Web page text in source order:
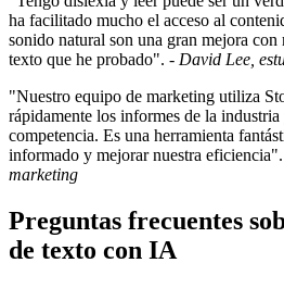
ha facilitado mucho el acceso al
sonido natural son una gran mejora con
texto que he probado". - David Lee,
"Nuestro equipo de marketing utiliza
rápidamente los informes de la
competencia. Es una herramienta
informado y mejorar nuestra
marketing
Preguntas frecuentes
de texto con IA